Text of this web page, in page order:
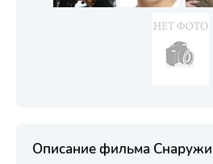
Описание фильма